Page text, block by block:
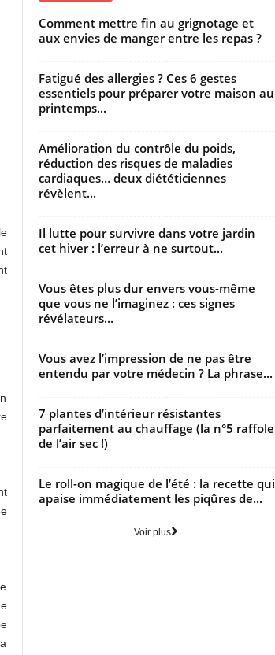
Comment mettre fin au grignotage et
aux envies de manger entre les repas ?
Fatigué des allergies ? Ces 6 gestes
essentiels pour préparer votre maison au
printemps...
Amélioration du contrôle du poids,
réduction des risques de maladies
cardiaques… deux diététiciennes
révèlent...
Il lutte pour survivre dans votre jardin
cet hiver : l’erreur à ne surtout...
Vous êtes plus dur envers vous-même
que vous ne l’imaginez : ces signes
révélateurs...
Vous avez l’impression de ne pas être
entendu par votre médecin ? La phrase...
7 plantes d’intérieur résistantes
parfaitement au chauffage (la n°5 raffole
de l’air sec !)
Le roll-on magique de l’été : la recette qui
apaise immédiatement les piqûres de...
Voir plus